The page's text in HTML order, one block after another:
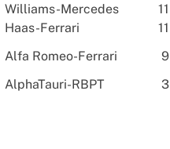
Williams-Mercedes
11
Haas-Ferrari
11
Alfa Romeo-Ferrari
9
AlphaTauri-RBPT
3